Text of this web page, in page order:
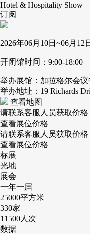
Hotel & Hospitality Show
订阅
2026年06月10日~06月12
开闭馆时间：9:00-18:00
举办展馆：加拉格尔会
举办地址：19 Richards
查看地图
请联系客服人员获取价格
查看展位价格
请联系客服人员获取价格
查看展位价格
标展
光地
展会
一年一届
25000平方米
330家
11500人次
数据